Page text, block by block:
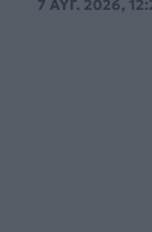
7 ΑΥΓ. 2026,